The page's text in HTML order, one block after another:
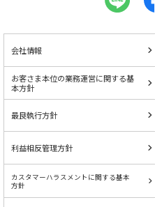
会社情報
お客さま本位の業務運営に関する基
本方針
最良執行方針
利益相反管理方針
カスタマーハラスメントに関する基本
方針